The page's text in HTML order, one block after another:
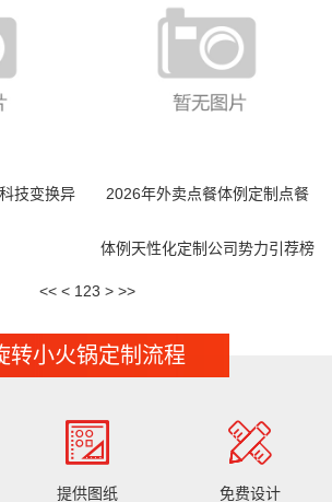
技变换异 2026年外卖点餐体例定制点餐
体例天性化定制公司势力引荐榜
<< < 1 23 > >>
转小火锅定制流程
提供图纸 免费设计